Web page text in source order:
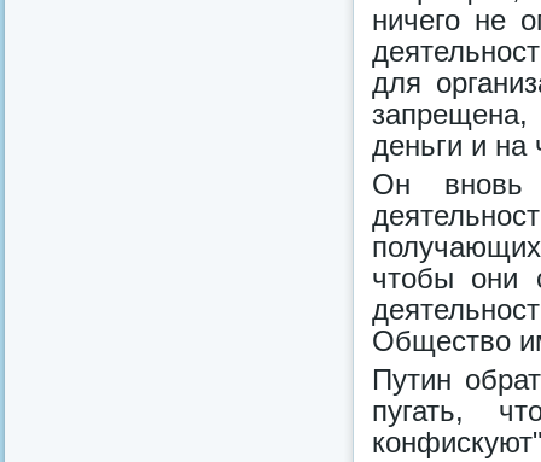
ничего не
для
деньги и на
Он вновь
чтобы они
Общество
Путин
пугать,